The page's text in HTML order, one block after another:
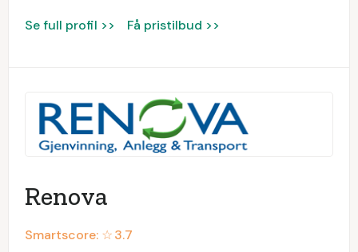
Se full profil >> Få pristilbud >>
Renova
Smartscore: ☆3.7